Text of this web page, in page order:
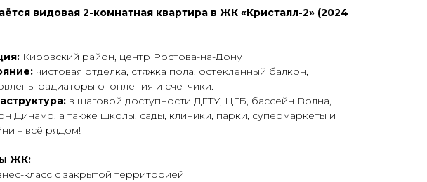
видовая 2-комнатная квартира в ЖК «Кристалл-2» (2024
Кировский район, центр Ростова-на-Дону
чистовая отделка, стяжка пола, остеклённый балкон,
радиаторы отопления и счетчики.
в шаговой доступности ДГТУ, ЦГБ, бacсeйн Bолна,
Динaмо, а также школы, сады, клиники, парки, супермаркеты и
– всё рядом!
ЖК:
класс с закрытой территорией